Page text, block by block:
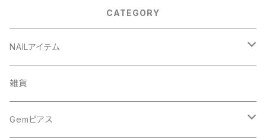
CATEGORY
NAILアイテム
アート
ドライフラワー
ネイルツール
雑貨
Gemピアス